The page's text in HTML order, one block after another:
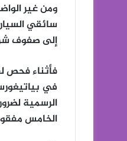
ومن غير
سائقي
إلى صفوف
فأثناء فحص
في
الرسمية
الخامس